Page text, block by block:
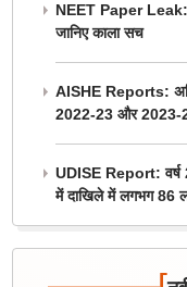
NEET Paper Leak:
जानिए काला सच
AISHE Reports: अखिल
2022-23 और 2023-
UDISE Report: वर्ष
में दाखिले में लगभग 86